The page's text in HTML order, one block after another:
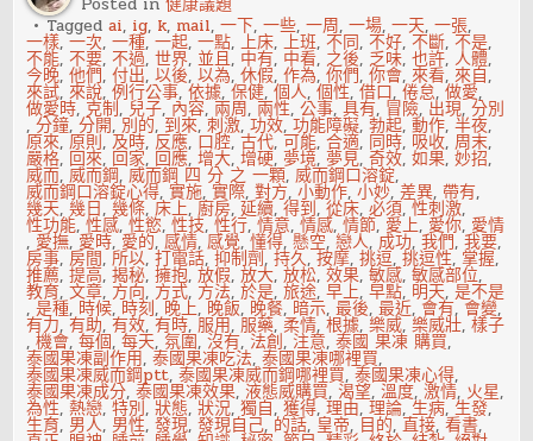
話
你
的
吻
技
過
關
了
嗎？
Taggedai, ig, k, mail,一下,一些,一周,一場,一天,一張,
一樣,一次,一種,一起,一點,上床,上班,不同,不好,不斷,不是,
不能,不要,不過,世界,並且, 中有, 中看, 之後, 乏味,也許,人體,
今晚,他們,付出,以後,以為,休假,作為,你們,你會,來看,來自,
來試,來說,例行公事,依據,保健,個人,個性,借口,倦怠,做愛,
做愛時, 克制, 兒子, 內容, 兩周, 兩性,公事,具有, 冒險, 出現,分別
,分鐘,分開, 別的, 到來,刺激,功效,功能障礙,勃起,動作,半夜,
原來,原則,及時, 反應, 口腔,古代,可能,合適, 同時, 吸收,周末,
嚴格, 回來, 回家, 回應,增大,增硬,夢境,夢見,奇效,如果,妙招,
威而,威而鋼,威而鋼 四 分 之 一顆,威而鋼口溶錠,
威而鋼口溶錠心得,實施,實際,對方,小動作,小妙,差異,帶有,
幾天,幾日,幾條,床上,廚房,延續,得到,從床,必須,性刺激,
性功能,性感,性慾,性技,性行,情意,情感,情節, 愛上, 愛你, 愛情
, 愛撫, 愛時, 愛的,感情,感覺,懂得,懸空,戀人, 成功,我們,我要,
房事,房間,所以,打電話,抑制劑,持久,按摩,挑逗,挑逗性,掌握,
推薦,提高,揭秘,擁抱,放假,放大,放松,效果,敏感,敏感部位,
教育,文章, 方向, 方式, 方法,於是,旅途,早上,早點, 明天,是不是
,是種, 時候, 時刻, 晚上, 晚飯, 晚餐, 暗示,最後,最近, 會有,會變,
有力,有助,有效,有時,服用,服藥,柔情,根據,樂威,樂威壯,樣子
,機會,每個,每天,氛圍,沒有, 法創, 注意,泰國 果凍 購買,
泰國果凍副作用,泰國果凍吃法,泰國果凍哪裡買,
泰國果凍威而鋼ptt,泰國果凍威而鋼哪裡買,泰國果凍心得,
泰國果凍成分,泰國果凍效果,液態威購買,渴望,溫度,激情, 火星,
為性,熱戀,特別,狀態,狀況,獨自,獲得,理由,理論,生病,生發,
生育, 男人, 男性,發現,發現自己, 的話, 皇帝, 目的,直接,看書,